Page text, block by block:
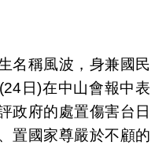
名稱風波，身兼國民
日)在中山會報中表
政府的處置傷害台日
置國家尊嚴於不顧的